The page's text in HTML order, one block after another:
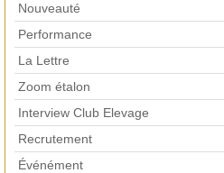
Nouveauté
Performance
La Lettre
Zoom étalon
Interview Club Elevage
Recrutement
Événément